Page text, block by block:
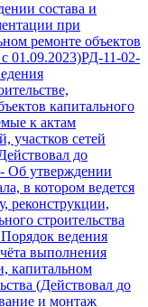
состава и
при
ремонте объектов
01.09.2023)РД-11-02-
капитального
к актам
участков сетей
до
- Об утверждении
в котором ведется
реконструкции,
строительства
Порядок ведения
выполнения
капитальном
(Действовал до
и монтаж